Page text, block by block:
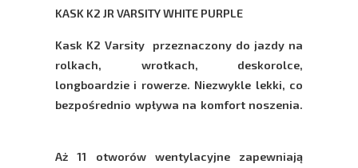
KASK K2 JR VARSITY WHITE PURPLE
Kask K2 Varsity przeznaczony do jazdy na
rolkach, wrotkach, deskorolce,
longboardzie i rowerze. Niezwykle lekki, co
bezpośrednio wpływa na komfort noszenia.
Aż 11 otworów wentylacyjne zapewniają